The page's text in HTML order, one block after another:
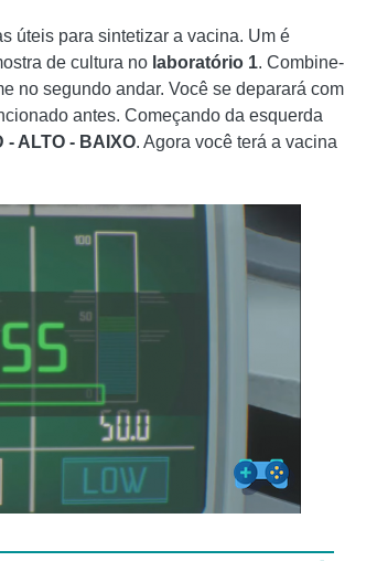
úteis para sintetizar a vacina. Um é
de cultura no laboratório 1. Combine-
no segundo andar. Você se deparará com
antes. Começando da esquerda
- ALTO - BAIXO. Agora você terá a vacina